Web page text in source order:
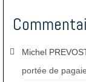
Michel
portée de pagaie